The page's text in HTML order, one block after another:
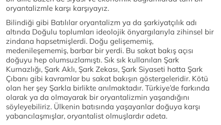
oryantalizmle karşı karşıyayız.
Bilindiği gibi Batılılar oryantalizm ya da şarkiyatçılık adı
altında Doğulu toplumları ideolojik önyargılarıyla zihinsel bir
zindana hapsetmişlerdi. Doğu gelişememiş,
medenileşememiş, barbar bir yerdi. Bu sakat bakış açısı
doğuyu hep olumsuzlamıştı. Sık sık kullanılan Şark
Kurnazlığı, Şark Aklı, Şark Zekası, Şark Siyaseti hatta Şark
Çıbanı gibi kavramlar bu sakat bakışın göstergeleridir. Kötü
olan her şey Şarkla birlikte anılmaktadır. Türkiye’de farkında
olarak ya da olmayarak bir oryantalizmin yaşandığını
söyleyebiliriz. Ülkenin batısında yaşayanlar doğuya karşı
yabancılaşmışlar, oryantalist olmuşlardır adeta.